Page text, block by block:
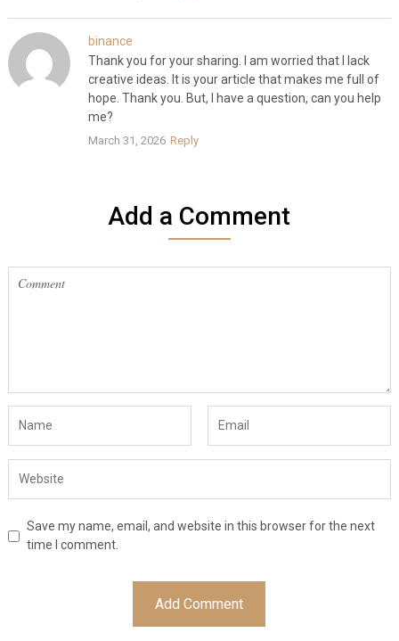
binance
Thank you for your sharing. I am worried that I lack
creative ideas. It is your article that makes me full of
hope. Thank you. But, I have a question, can you help
me?
March 31, 2026 Reply
Add a Comment
Save my name, email, and website in this browser for the next
time I comment.